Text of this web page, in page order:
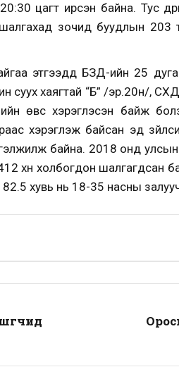
цагт ирсэн байна. Тус
зочид буудлын
этгээдүүд БЗД-ийн 25
хаягтай “Б” /эр.20н/,
өвс хэрэглэсэн байж
хэрэглэж байсан эд
байна. 2018 онд
хүн холбогдон шалгагдсан
82.5 хувь нь 18-35 насны